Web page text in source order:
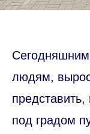
людям,
под градом